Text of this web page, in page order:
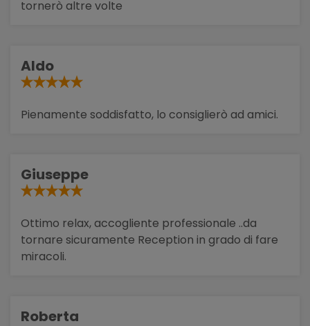
tornerò altre volte
Aldo
Pienamente soddisfatto, lo consiglierò ad amici.
Giuseppe
Ottimo relax, accogliente professionale ..da
tornare sicuramente Reception in grado di fare
miracoli.
Roberta